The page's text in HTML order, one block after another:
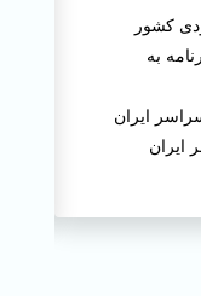
کشور
به
ایران
ایران